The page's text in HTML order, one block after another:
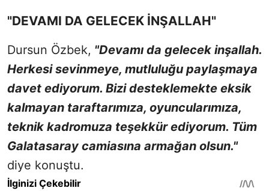
"DEVAMI DA GELECEK İNŞALLAH"
Dursun Özbek, "Devamı da gelecek inşallah.
Herkesi sevinmeye, mutluluğu paylaşmaya
davet ediyorum. Bizi desteklemekte eksik
kalmayan taraftarımıza, oyuncularımıza,
teknik kadromuza teşekkür ediyorum. Tüm
Galatasaray camiasına armağan olsun."
diye konuştu.